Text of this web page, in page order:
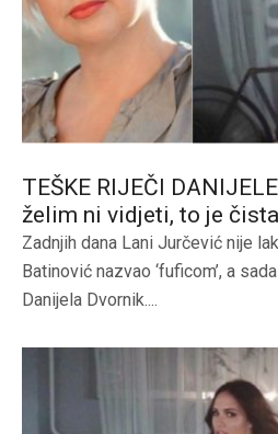
TEŠKE RIJEČI
želim ni vidjeti, to je
Zadnjih dana Lani Jurčević nije
Batinović nazvao ‘fuficom’, a
Danijela Dvornik....